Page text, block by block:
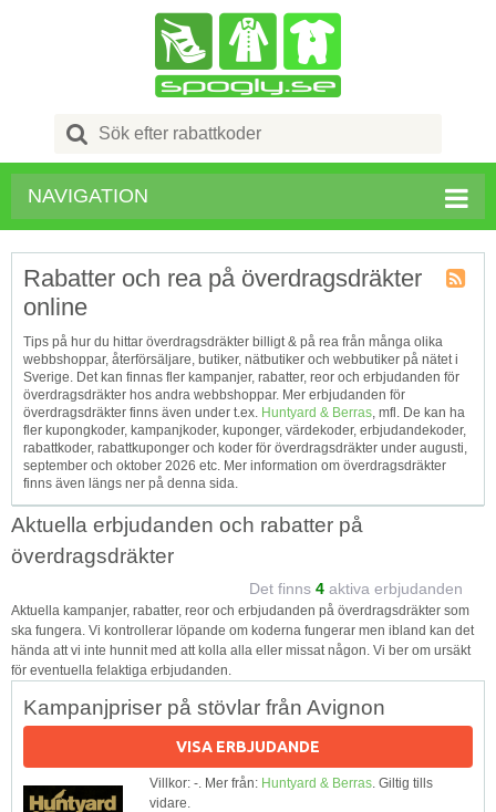
Search
for:
NAVIGATION
Rabatter och rea på överdragsdräkter
online
Tips på hur du hittar överdragsdräkter billigt & på rea från många olika
webbshoppar, återförsäljare, butiker, nätbutiker och webbutiker på nätet i
Sverige. Det kan finnas fler kampanjer, rabatter, reor och erbjudanden för
överdragsdräkter hos andra webbshoppar. Mer erbjudanden för
överdragsdräkter finns även under t.ex. Huntyard & Berras, mfl. De kan ha
fler kupongkoder, kampanjkoder, kuponger, värdekoder, erbjudandekoder,
rabattkoder, rabattkuponger och koder för överdragsdräkter under augusti,
september och oktober 2026 etc. Mer information om överdragsdräkter
finns även längs ner på denna sida.
Aktuella erbjudanden och rabatter på
överdragsdräkter
Det finns 4 aktiva erbjudanden
Aktuella kampanjer, rabatter, reor och erbjudanden på överdragsdräkter som
ska fungera. Vi kontrollerar löpande om koderna fungerar men ibland kan det
hända att vi inte hunnit med att kolla alla eller missat någon. Vi ber om ursäkt
för eventuella felaktiga erbjudanden.
Kampanjpriser på stövlar från Avignon
VISA ERBJUDANDE
Villkor: -. Mer från: Huntyard & Berras. Giltig tills
vidare.